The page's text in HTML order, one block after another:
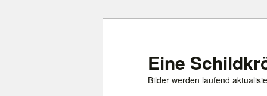
Eine
Bilder werden laufend